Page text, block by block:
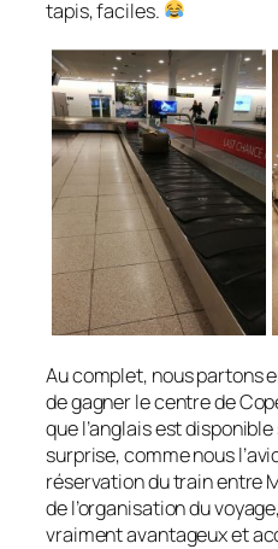
tapis, faciles.
Au complet, nous partons
de gagner le centre de
que l’anglais est
surprise, comme nous
réservation du train entre
de l’organisation du
vraiment avantageux et